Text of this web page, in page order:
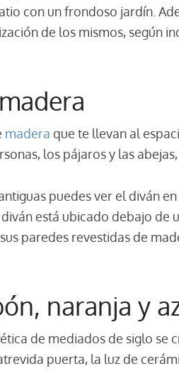
con un frondoso jardín.
de los mismos, según
madera que te llevan al
los pájaros y las
puedes ver el diván
está ubicado debajo de
paredes revestidas de
naranja y
de mediados de siglo se
puerta, la luz de